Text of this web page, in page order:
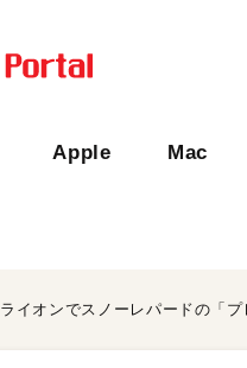
Apple Mac
ライオンでスノーレパードの「